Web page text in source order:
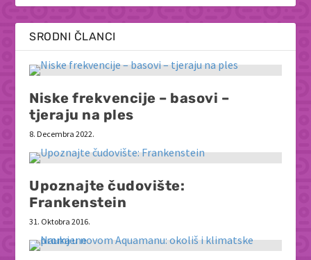
SRODNI ČLANCI
Niske frekvencije – basovi –
tjeraju na ples
8. Decembra 2022.
Upoznajte čudovište:
Frankenstein
31. Oktobra 2016.